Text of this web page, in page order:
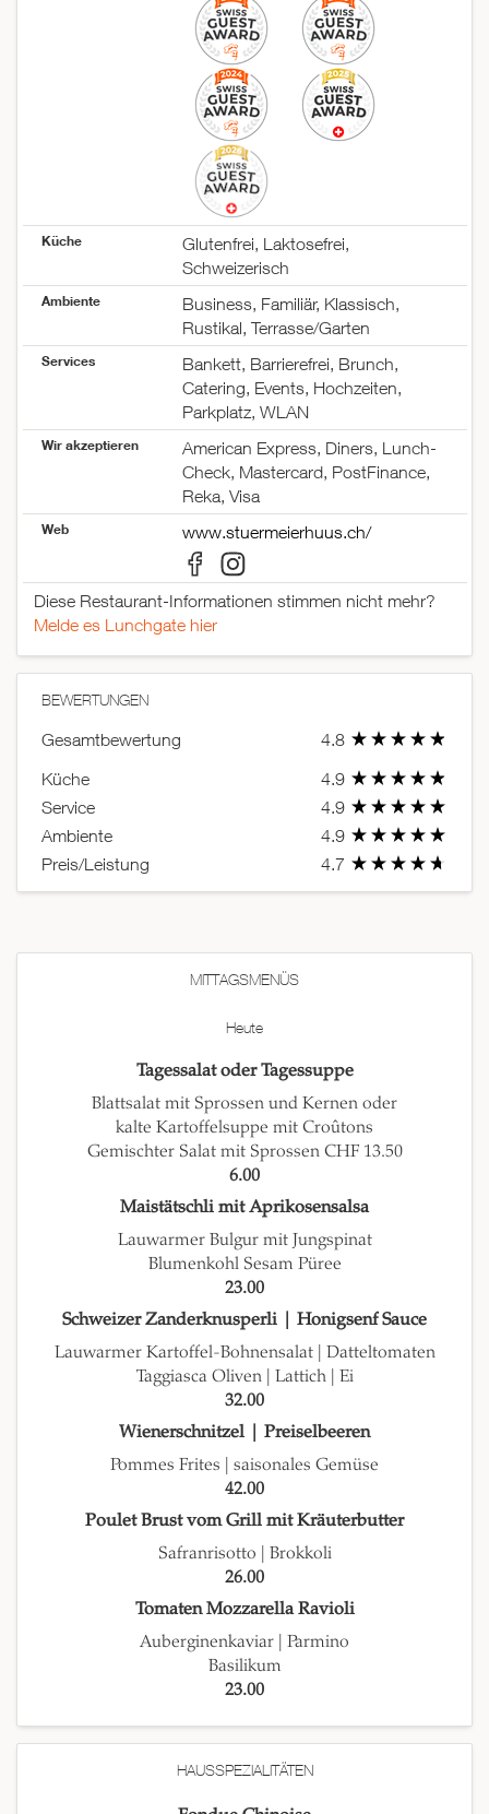
Küche
Glutenfrei, Laktosefrei,
Schweizerisch
Ambiente
Business, Familiär, Klassisch,
Rustikal, Terrasse/Garten
Services
Bankett, Barrierefrei, Brunch,
Catering, Events, Hochzeiten,
Parkplatz, WLAN
Wir akzeptieren
American Express, Diners, Lunch-
Check, Mastercard, PostFinance,
Reka, Visa
Web www.stuermeierhuus.ch/
Diese Restaurant-Informationen stimmen nicht mehr?
Melde es Lunchgate hier
BEWERTUNGEN
Gesamtbewertung
4.8
Küche
4.9
Service
4.9
Ambiente
4.9
Preis/Leistung
4.7
MITTAGSMENÜS
Heute
Tagessalat oder Tagessuppe
Blattsalat mit Sprossen und Kernen oder
kalte Kartoffelsuppe mit Croûtons
Gemischter Salat mit Sprossen CHF 13.50
6.00
Maistätschli mit Aprikosensalsa
Lauwarmer Bulgur mit Jungspinat
Blumenkohl Sesam Püree
23.00
Schweizer Zanderknusperli | Honigsenf Sauce
Lauwarmer Kartoffel-Bohnensalat | Datteltomaten
Taggiasca Oliven | Lattich | Ei
32.00
Wienerschnitzel | Preiselbeeren
Pommes Frites | saisonales Gemüse
42.00
Poulet Brust vom Grill mit Kräuterbutter
Safranrisotto | Brokkoli
26.00
Tomaten Mozzarella Ravioli
Auberginenkaviar | Parmino
Basilikum
23.00
HAUSSPEZIALITÄTEN